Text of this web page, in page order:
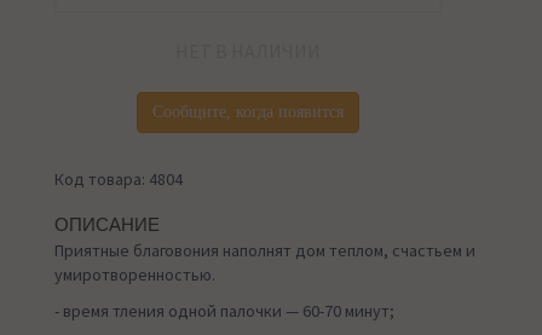
Сообщите, когда появится
Код товара: 4804
ОПИСАНИЕ
Приятные благовония наполнят дом теплом, счастьем и
умиротворенностью.
- время тления одной палочки — 60-70 минут;